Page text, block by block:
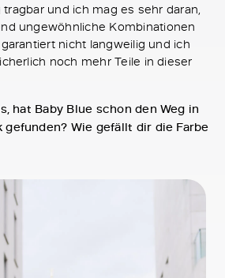
und ich mag es sehr daran,
ungewöhnliche Kombinationen
nicht langweilig und ich
noch mehr Teile in dieser
hat Baby Blue schon den Weg in
Wie gefällt dir die Farbe